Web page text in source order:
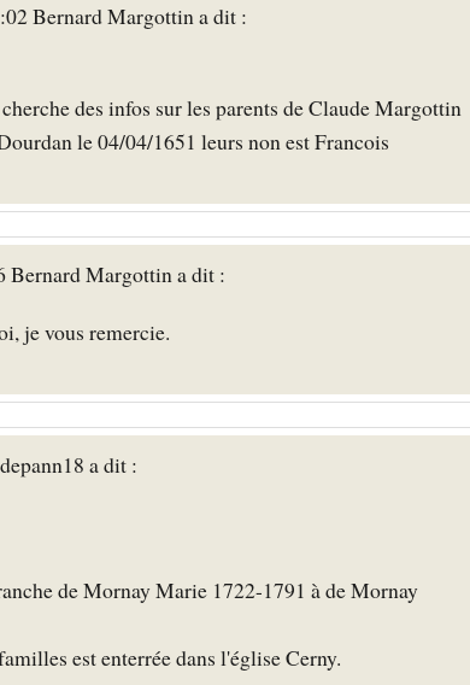
Bernard Margottin a dit :
des infos sur les parents de Claude Margottin
le 04/04/1651 leurs non est Francois
Bernard Margottin a dit :
je vous remercie.
a dit :
de Mornay Marie 1722-1791 à de Mornay
est enterrée dans l'église Cerny.